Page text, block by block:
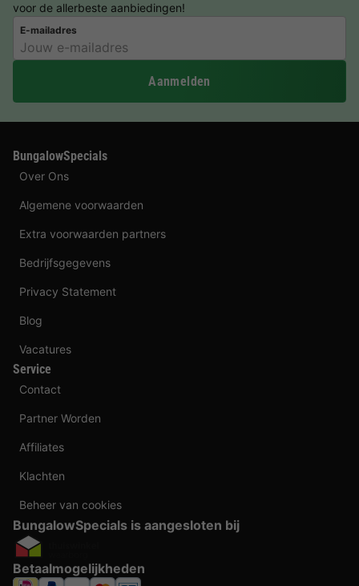
voor de allerbeste aanbiedingen!
E-mailadres
Aanmelden
BungalowSpecials
Over Ons
Algemene voorwaarden
Extra voorwaarden partners
Bedrijfsgegevens
Privacy Statement
Blog
Vacatures
Service
Contact
Partner Worden
Affiliates
Klachten
Beheer van cookies
BungalowSpecials is aangesloten bij
Betaalmogelijkheden